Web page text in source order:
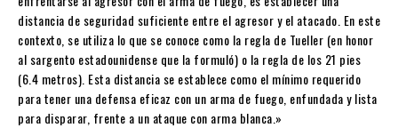
distancia de seguridad suficiente entre el agresor y el atacado. En este
contexto, se utiliza lo que se conoce como la regla de Tueller (en honor
al sargento estadounidense que la formuló) o la regla de los 21 pies
(6.4 metros). Esta distancia se establece como el mínimo requerido
para tener una defensa eficaz con un arma de fuego, enfundada y lista
para disparar, frente a un ataque con arma blanca.»